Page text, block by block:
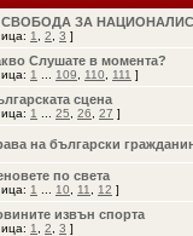
СВОБОДА ЗА
1 2 3 ]
Слушате в момента?
1 109 110 111 ]
сцена
1 25 26 27 ]
на български
по света
1 10 11 12 ]
извън спорта
1 2 3 ]